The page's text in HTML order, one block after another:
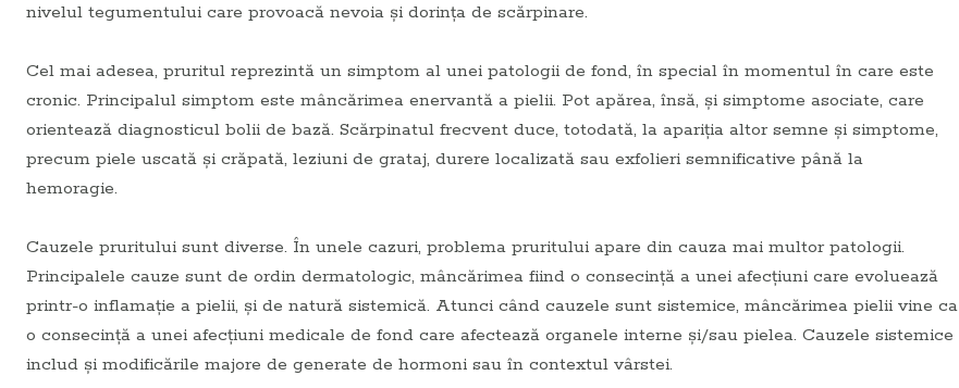
nivelul tegumentului care provoacă nevoia și dorința de scărpinare.
Cel mai adesea, pruritul reprezintă un simptom al unei patologii de fond, în special în momentul în care este
cronic. Principalul simptom este mâncărimea enervantă a pielii. Pot apărea, însă, și simptome asociate, care
orientează diagnosticul bolii de bază. Scărpinatul frecvent duce, totodată, la apariția altor semne și simptome,
precum piele uscată și crăpată, leziuni de grataj, durere localizată sau exfolieri semnificative până la
hemoragie.
Cauzele pruritului sunt diverse. În unele cazuri, problema pruritului apare din cauza mai multor patologii.
Principalele cauze sunt de ordin dermatologic, mâncărimea fiind o consecință a unei afecțiuni care evoluează
printr-o inflamație a pielii, și de natură sistemică. Atunci când cauzele sunt sistemice, mâncărimea pielii vine ca
o consecință a unei afecțiuni medicale de fond care afectează organele interne și/sau pielea. Cauzele sistemice
includ și modificările majore de generate de hormoni sau în contextul vârstei.